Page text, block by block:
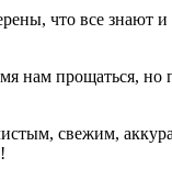
что все знают и
нам прощаться,
свежим,